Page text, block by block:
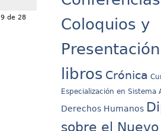
9 de 28
Coloquios y
libros Crónica
Especialización en Sistema
Derechos Humanos
sobre el